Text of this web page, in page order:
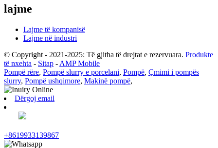
lajme
Lajme të kompanisë
Lajme në industri
© Copyright - 2021-2025: Të gjitha të drejtat e rezervuara. Produkte
të nxehta - Sitap - AMP Mobile
Pompë rëre, Pompë slurry e porcelani, Pompë, Çmimi i pompës
slurry, Pompë ushqimore, Makinë pompë,
Dërgoj email
+8619933139867